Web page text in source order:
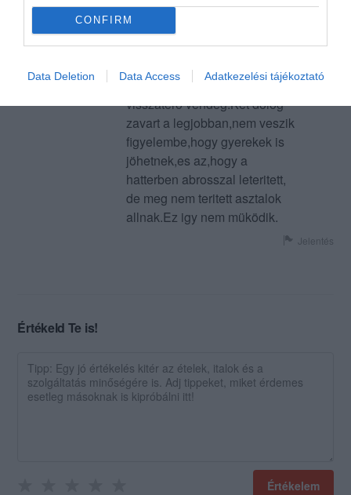
CONFIRM
Data Deletion Data Access Adatkezelési tájékoztató
nem voltakmegteritve.A 175
euros ( forintban ) szamla sem
tetszett ( borfogyasztas
nelkül),nem stimmel az ar-
ertekarany.Nem leszek
visszaterö vendeg.Ket dolog
zavart a legjobban,nem veszik
figyelembe,hogy gyerekek is
jöhetnek,es az,hogy a
hatterben abrosszal leteritett,
de meg nem teritett asztalok
allnak.Ez igy nem müködik.
Jelentés
Értékeld Te is!
Értékelem